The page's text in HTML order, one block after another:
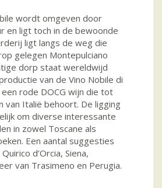
wordt omgeven door
en ligt toch in de bewoonde
ligt langs de weg die
gelegen Montepulciano
dorp staat wereldwijd
van de Vino Nobile di
rode DOCG wijn die tot
van Italië behoort. De ligging
om diverse interessante
in zowel Toscane als
Een aantal suggesties
d’Orcia, Siena,
van Trasimeno en Perugia.